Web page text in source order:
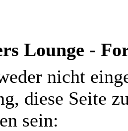
Lounge -
nicht
diese Seite
sein: